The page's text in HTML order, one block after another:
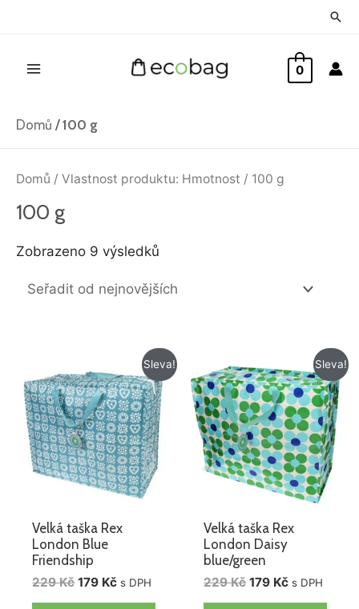
0
Domů /100 g
Domů / Vlastnost produktu: Hmotnost / 100 g
100 g
Zobrazeno 9 výsledků
nejnovějších
Sleva!
Velká taška Rex
London Blue
Friendship
229Kč
cena
byla:
229 Kč.
179 Kč
Aktuální
cena
je:
179 Kč.
s DPH
Sleva!
Velká taška Rex
London Daisy
blue/green
229Kč
cena
byla:
229 Kč.
179 Kč
Aktuální
cena
je:
179 Kč.
s DPH